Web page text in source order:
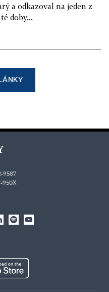
a odkazoval na jeden z
doby...
9587
950X